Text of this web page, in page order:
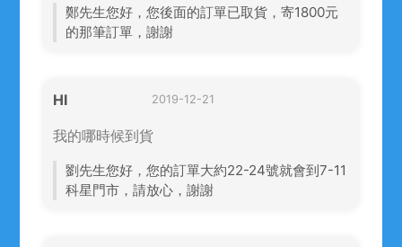
鄭先生您好，您後面的訂單已取貨，寄1800元
的那筆訂單，謝謝
HI 2019-12-21
我的哪時候到貨
劉先生您好，您的訂單大約22-24號就會到7-11
科星門市，請放心，謝謝